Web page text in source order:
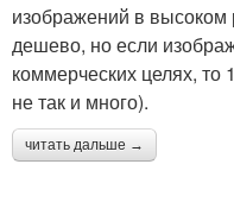
изображений в высоком
дешево, но если
коммерческих целях,
не так и много).
читать дальше →